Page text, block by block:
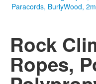
Rock
Ropes,